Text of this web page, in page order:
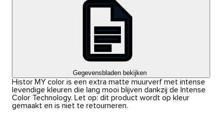
Gegevensbladen bekijken
Histor MY color is een extra matte muurverf met intense
levendige kleuren die lang mooi blijven dankzij de Intense
Color Technology. Let op: dit product wordt op kleur
gemaakt en is niet te retourneren.